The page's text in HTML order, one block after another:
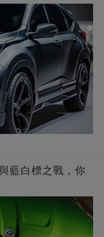
藍白標之戰，你